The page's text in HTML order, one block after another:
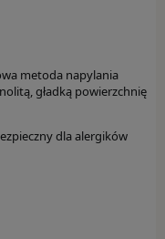
metoda napylania
gładką powierzchnię
dla alergików